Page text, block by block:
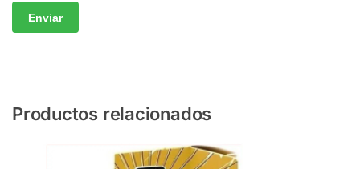
Productos relacionados